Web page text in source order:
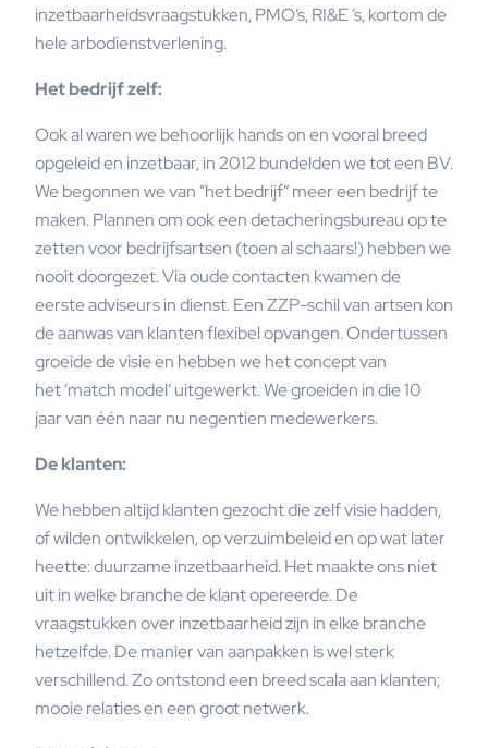
inzetbaarheidsvraagstukken, PMO’s, RI&E ‘s, kortom de
hele arbodienstverlening.
Het bedrijf zelf:
Ook al waren we behoorlijk hands on en vooral breed
opgeleid en inzetbaar, in 2012 bundelden we tot een BV.
We begonnen we van “het bedrijf” meer een bedrijf te
maken. Plannen om ook een detacheringsbureau op te
zetten voor bedrijfsartsen (toen al schaars!) hebben we
nooit doorgezet. Via oude contacten kwamen de
eerste adviseurs in dienst. Een ZZP-schil van artsen kon
de aanwas van klanten flexibel opvangen. Ondertussen
groeide de visie en hebben we het concept van
het ‘match model’ uitgewerkt. We groeiden in die 10
jaar van één naar nu negentien medewerkers.
De klanten:
We hebben altijd klanten gezocht die zelf visie hadden,
of wilden ontwikkelen, op verzuimbeleid en op wat later
heette: duurzame inzetbaarheid. Het maakte ons niet
uit in welke branche de klant opereerde. De
vraagstukken over inzetbaarheid zijn in elke branche
hetzelfde. De manier van aanpakken is wel sterk
verschillend. Zo ontstond een breed scala aan klanten;
mooie relaties en een groot netwerk.